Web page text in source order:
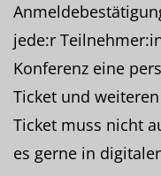
jede:r
Konferenz eine
Ticket und
Ticket muss nicht
es gerne in